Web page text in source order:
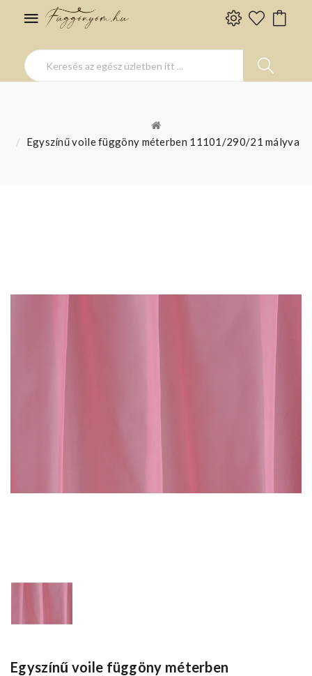
Egyszínű voile függöny méterben 11101/290/21 mályva
Egyszínű voile függöny méterben